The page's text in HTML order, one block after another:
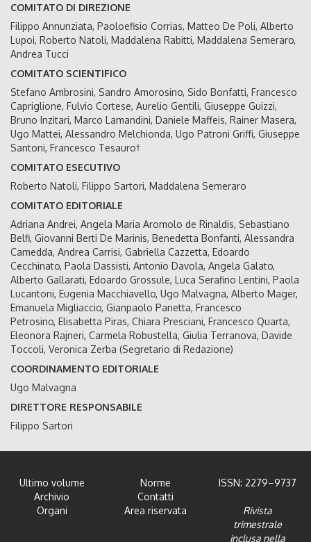
COMITATO DI DIREZIONE
Filippo Annunziata, Paoloefisio Corrias, Matteo De Poli, Alberto
Lupoi, Roberto Natoli, Maddalena Rabitti, Maddalena Semeraro,
Andrea Tucci
COMITATO SCIENTIFICO
Stefano Ambrosini, Sandro Amorosino, Sido Bonfatti, Francesco
Capriglione, Fulvio Cortese, Aurelio Gentili, Giuseppe Guizzi,
Bruno Inzitari, Marco Lamandini, Daniele Maffeis, Rainer Masera,
Ugo Mattei, Alessandro Melchionda, Ugo Patroni Griffi, Giuseppe
Santoni, Francesco Tesauro†
COMITATO ESECUTIVO
Roberto Natoli, Filippo Sartori, Maddalena Semeraro
COMITATO EDITORIALE
Adriana Andrei, Angela Maria Aromolo de Rinaldis, Sebastiano
Belfi, Giovanni Berti De Marinis, Benedetta Bonfanti, Alessandra
Camedda, Andrea Carrisi, Gabriella Cazzetta, Edoardo
Cecchinato, Paola Dassisti, Antonio Davola, Angela Galato,
Alberto Gallarati, Edoardo Grossule, Luca Serafino Lentini, Paola
Lucantoni, Eugenia Macchiavello, Ugo Malvagna, Alberto Mager,
Emanuela Migliaccio, Gianpaolo Panetta, Francesco
Petrosino, Elisabetta Piras, Chiara Presciani, Francesco Quarta,
Eleonora Rajneri, Carmela Robustella, Giulia Terranova, Davide
Toccoli, Veronica Zerba (Segretario di Redazione)
COORDINAMENTO EDITORIALE
Ugo Malvagna
DIRETTORE RESPONSABILE
Filippo Sartori
Ultimo volume
Archivio
Organi
Norme
Contatti
Area riservata
ISSN: 2279–9737
Rivista
trimestrale
inclusa nella